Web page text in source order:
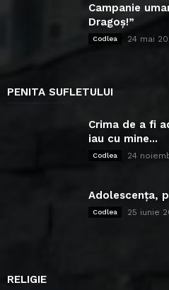
Campanie
Dragoș!”
Codlea 24 mai
PENITA SUFLETULUI
Crima de a fi
iau cu mine...
Codlea 24
Adolescența,
Codlea 25 iunie
RELIGIE